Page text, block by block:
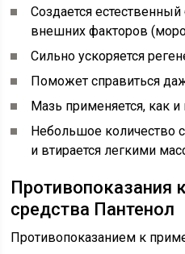
Создается
внешних факторов
Сильно ускоряется
Поможет справиться
Мазь применяется, как
Небольшое количество
и втирается легкими
Противопоказания
средства Пантенол
Противопоказанием к